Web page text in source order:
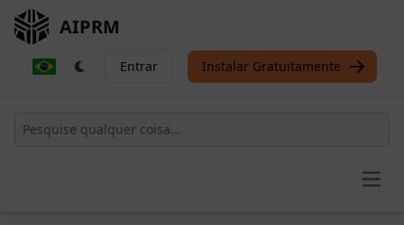
AIPRM
Entrar Instalar Gratuitamente